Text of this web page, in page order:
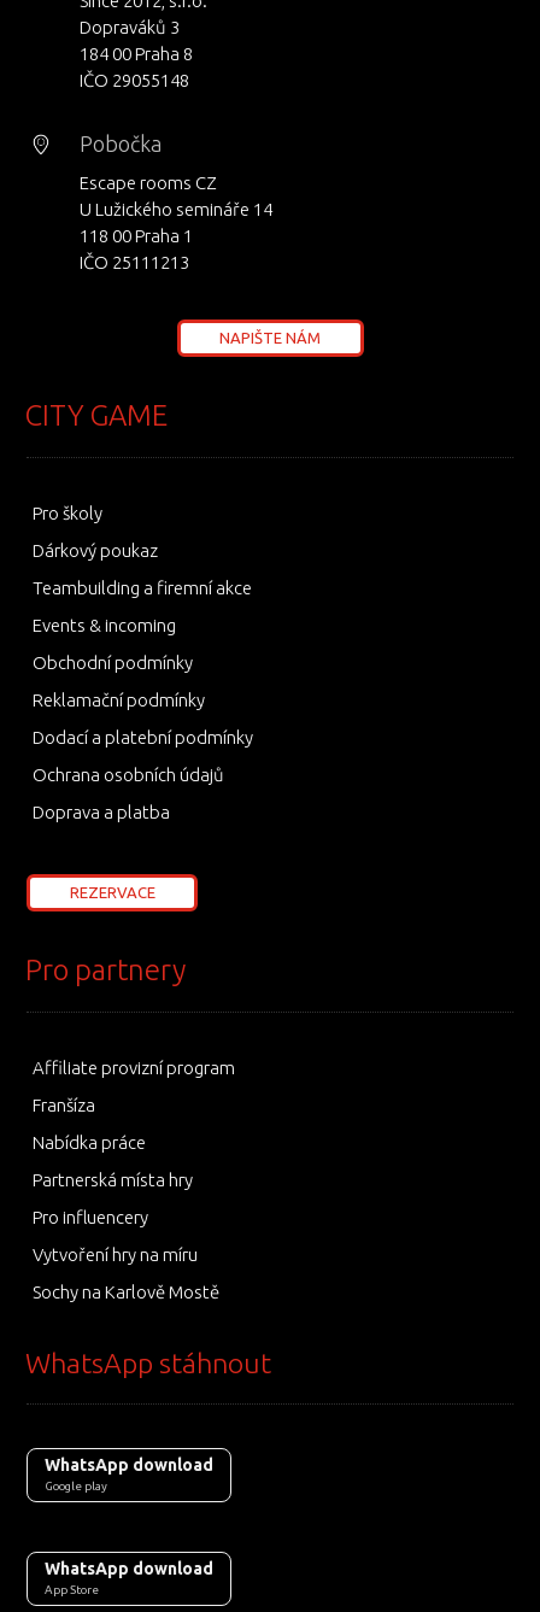
Dopraváků 3
184 00 Praha 8
IČO 29055148
Pobočka
Escape rooms CZ
U Lužického semináře 14
118 00 Praha 1
IČO 25111213
NAPIŠTE NÁM
CITY GAME
Pro školy
Dárkový poukaz
Teambuilding a firemní akce
Events & incoming
Obchodní podmínky
Reklamační podmínky
Dodací a platební podmínky
Ochrana osobních údajů
Doprava a platba
REZERVACE
Pro partnery
Affiliate provizní program
Franšíza
Nabídka práce
Partnerská místa hry
Pro influencery
Vytvoření hry na míru
Sochy na Karlově Mostě
WhatsApp stáhnout
WhatsApp download
Google play
WhatsApp download
App Store